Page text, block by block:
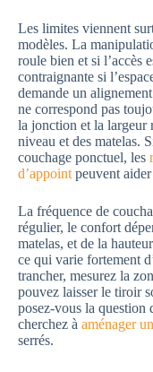
Les limites viennent
modèles. La
roule bien et si l’accès
contraignante si
demande un
ne correspond pas
la jonction et la largeur
niveau et des matelas.
couchage ponctuel, les
d’appoint peuvent
La fréquence de
régulier, le confort
matelas, et de la
ce qui varie fortement
trancher, mesurez la
pouvez laisser le tiroir
posez-vous la question
cherchez à aménager
serrés.